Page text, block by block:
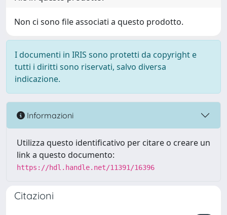
Non ci sono file associati a questo prodotto.
I documenti in IRIS sono protetti da copyright e
tutti i diritti sono riservati, salvo diversa
indicazione.
Informazioni
Utilizza questo identificativo per citare o creare un
link a questo documento:
https://hdl.handle.net/11391/16396
Citazioni